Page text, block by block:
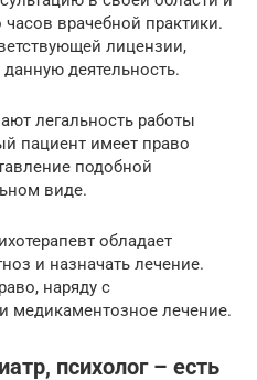
врачебной практики.
лицензии,
деятельность.
легальность работы
пациент имеет право
подобной
виде.
обладает
и назначать лечение.
наряду с
медикаментозное лечение.
психолог – есть